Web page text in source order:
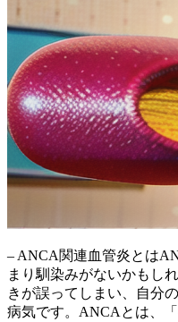
– ANCA関連血管炎とは
まり馴染みがないかもし
きが誤ってしまい、
自分
病気です。ANCAとは、